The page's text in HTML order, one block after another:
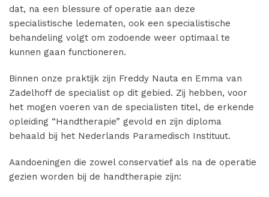
dat, na een blessure of operatie aan deze
specialistische ledematen, ook een specialistische
behandeling volgt om zodoende weer optimaal te
kunnen gaan functioneren.
Binnen onze praktijk zijn Freddy Nauta en Emma van
Zadelhoff de specialist op dit gebied. Zij hebben, voor
het mogen voeren van de specialisten titel, de erkende
opleiding “Handtherapie” gevold en zijn diploma
behaald bij het Nederlands Paramedisch Instituut.
Aandoeningen die zowel conservatief als na de operatie
gezien worden bij de handtherapie zijn: